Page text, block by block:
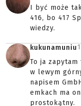
I być może
416, bo 417
wiedzy.
kukunamuniu
To ja
w lewym
napisem
emkach ma
prostokątny.